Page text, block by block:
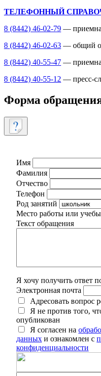
ТЕЛЕФОННЫЙ
8 (8442) 46-02-79 —
8 (8442) 46-02-63 — общий
8 (8442) 40-55-47 —
8 (8442) 40-55-12 — пресс-
Форма
Имя
Фамилия
Отчество
Телефон
Род занятий
Место работы или учебы
Текст обращения
Я хочу получить ответ
Электронная почта
Адресовать вопрос
Я не против того,
опубликован
Я согласен на
данных и ознакомлен с
конфиденциальности